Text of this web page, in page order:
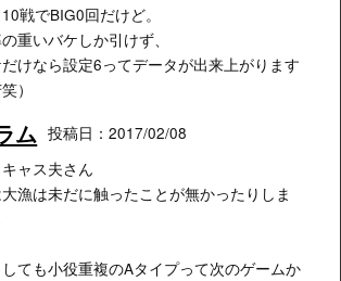
戦でBIG0回だけど。
重いバケしか引けず、
けなら設定6ってデータが出来上がります
）
ム 投稿日：2017/02/08
ャス夫さん
漁は未だに触ったことが無かったりしま
しても小役重複のAタイプって次のゲームか